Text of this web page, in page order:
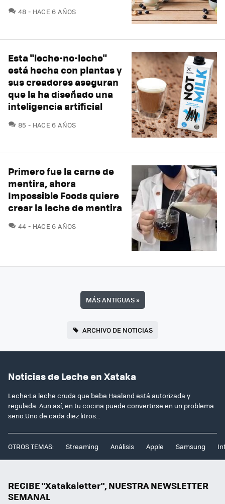
48 COMENTARIOS
HACE 6 AÑOS
Esta "leche-no-leche"
está hecha con plantas y
sus creadores aseguran
que la ha diseñado una
inteligencia artificial
85 COMENTARIOS
HACE 6 AÑOS
Primero fue la carne de
mentira, ahora
Impossible Foods quiere
crear la leche de mentira
44 COMENTARIOS
HACE 6 AÑOS
MÁS ANTIGUAS»
ARCHIVO DE NOTICIAS
Noticias de Leche en Xataka
Leche:La leche cruda que bebe Haaland está autorizada y
regulada. Aun así, en tu cocina puede convertirse en un problema
serio.Uno de cada diez litros...
OTROS TEMAS: Streaming Análisis Apple Samsung
RECIBE "Xatakaletter", NUESTRA NEWSLETTER
SEMANAL